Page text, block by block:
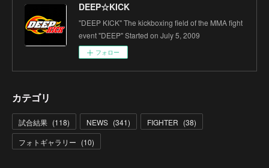
DEEP☆KICK
"DEEP KICK" The kickboxing field of the MMA fight
event "DEEP" Started on July 5, 2009
フォロー
カテゴリ
試合結果 (118) NEWS (341) FIGHTER (38)
フォトギャラリー (10)